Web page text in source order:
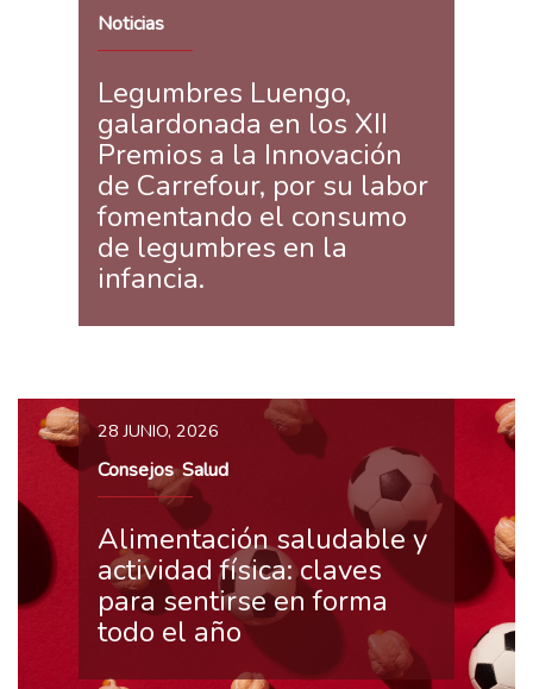
Noticias
Legumbres Luengo,
galardonada en los XII
Premios a la Innovación
de Carrefour, por su labor
fomentando el consumo
de legumbres en la
infancia.
28 JUNIO, 2026
Consejos,Salud
Alimentación saludable y
actividad física: claves
para sentirse en forma
todo el año